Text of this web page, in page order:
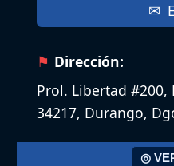
Dirección:
Prol. Libertad #200,
34217, Durango,
◎